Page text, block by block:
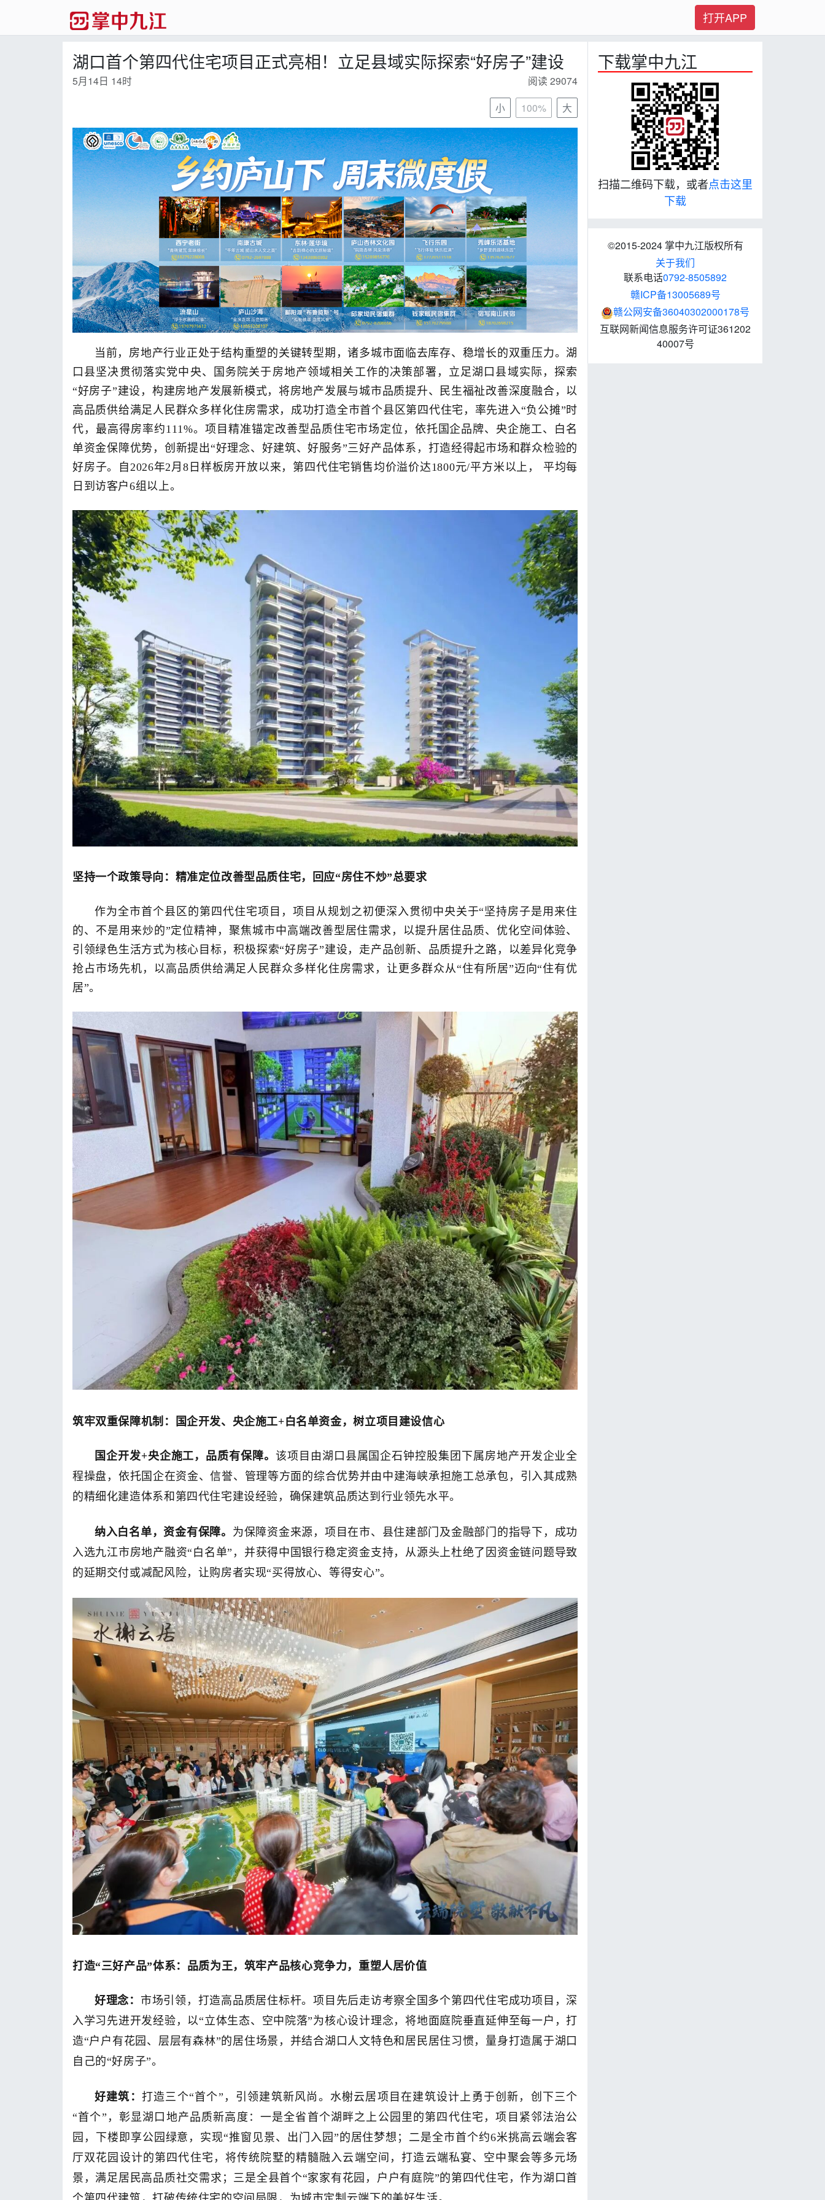
打开APP
湖口首个第四代住宅项目正式亮相！立足县域实际探索“好房子”建设
5月14日 14时
阅读 29074
小
100% 大
当前，房地产行业正处于结构重塑的关键转型期，诸多城市面临去库存、稳增长的双重压力。湖
口县坚决贯彻落实党中央、国务院关于房地产领域相关工作的决策部署，立足湖口县域实际，探索
“好房子”建设，构建房地产发展新模式，将房地产发展与城市品质提升、民生福祉改善深度融合，以
高品质供给满足人民群众多样化住房需求，成功打造全市首个县区第四代住宅，率先进入“负公摊”时
代，最高得房率约111%。项目精准锚定改善型品质住宅市场定位，依托国企品牌、央企施工、白名
单资金保障优势，创新提出“好理念、好建筑、好服务”三好产品体系，打造经得起市场和群众检验的
好房子。自2026年2月8日样板房开放以来，第四代住宅销售均价溢价达1800元/平方米以上， 平均每
日到访客户6组以上。
坚持一个政策导向：精准定位改善型品质住宅，回应“房住不炒”总要求
作为全市首个县区的第四代住宅项目，项目从规划之初便深入贯彻中央关于“坚持房子是用来住
的、不是用来炒的”定位精神，聚焦城市中高端改善型居住需求，以提升居住品质、优化空间体验、
引领绿色生活方式为核心目标，积极探索“好房子”建设，走产品创新、品质提升之路，以差异化竞争
抢占市场先机，以高品质供给满足人民群众多样化住房需求，让更多群众从“住有所居”迈向“住有优
居”。
筑牢双重保障机制：国企开发、央企施工+白名单资金，树立项目建设信心
国企开发+央企施工，品质有保障。 该项目由湖口县属国企石钟控股集团下属房地产开发企业全
程操盘，依托国企在资金、信誉、管理等方面的综合优势并由中建海峡承担施工总承包，引入其成熟
的精细化建造体系和第四代住宅建设经验，确保建筑品质达到行业领先水平。
纳入白名单，资金有保障。 为保障资金来源，项目在市、县住建部门及金融部门的指导下，成功
入选九江市房地产融资“白名单”，并获得中国银行稳定资金支持，从源头上杜绝了因资金链问题导致
的延期交付或减配风险，让购房者实现“买得放心、等得安心”。
打造“三好产品”体系： 品质为王，筑牢产品核心竞争力 ，重塑人居价值
好理念： 市场引领，打造高品质居住标杆。项目先后走访考察全国多个第四代住宅成功项目，深
入学习先进开发经验，以“立体生态、空中院落”为核心设计理念，将地面庭院垂直延伸至每一户，打
造“户户有花园、层层有森林”的居住场景，并结合湖口人文特色和居民居住习惯，量身打造属于湖口
自己的“好房子”。
好建筑： 打造三个“首个”，引领建筑新风尚。水榭云居项目在建筑设计上勇于创新，创下三个
“首个”，彰显湖口地产品质新高度：一是全省首个湖畔之上公园里的第四代住宅，项目紧邻法治公
园，下楼即享公园绿意，实现“推窗见景、出门入园”的居住梦想；二是全市首个约6米挑高云端会客
厅双花园设计的第四代住宅，将传统院墅的精髓融入云端空间，打造云端私宴、空中聚会等多元场
景，满足居民高品质社交需求；三是全县首个“家家有花园，户户有庭院”的第四代住宅，作为湖口首
下载掌中九江
扫描二维码下载，或者点击这里
下载
©2015-2024 掌中九江版权所有
关于我们
联系电话0792-8505892
赣ICP备13005689号
赣公网安备36040302000178号
互联网新闻信息服务许可证361202
40007号